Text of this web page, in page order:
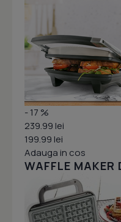
- 17 %
239.99 lei
199.99 lei
Adauga in cos
WAFFLE MAKER